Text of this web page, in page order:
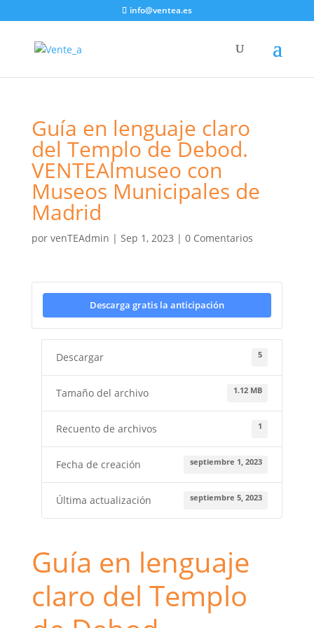
info@ventea.es
Guía en lenguaje claro
del Templo de Debod.
VENTEAlmuseo con
Museos Municipales de
Madrid
por venTEAdmin | Sep 1, 2023 | 0 Comentarios
Descarga gratis la anticipación
Descargar 5
Tamaño del archivo 1.12 MB
Recuento de archivos 1
Fecha de creación septiembre 1, 2023
Última actualización septiembre 5, 2023
Guía en lenguaje
claro del Templo